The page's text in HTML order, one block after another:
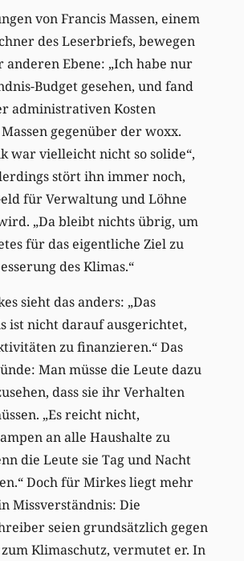
von Francis Massen, einem
des Leserbriefs, bewegen
anderen Ebene: „Ich habe nur
Budget gesehen, und fand
administrativen Kosten
gegenüber der woxx.
war vielleicht nicht so solide“,
stört ihn immer noch,
für Verwaltung und Löhne
„Da bleibt nichts übrig, um
für das eigentliche Ziel zu
des Klimas.“
sieht das anders: „Das
ist nicht darauf ausgerichtet,
zu finanzieren.“ Das
Man müsse die Leute dazu
dass sie ihr Verhalten
„Es reicht nicht,
an alle Haushalte zu
die Leute sie Tag und Nacht
Doch für Mirkes liegt mehr
Missverständnis: Die
seien grundsätzlich gegen
Klimaschutz, vermutet er. In